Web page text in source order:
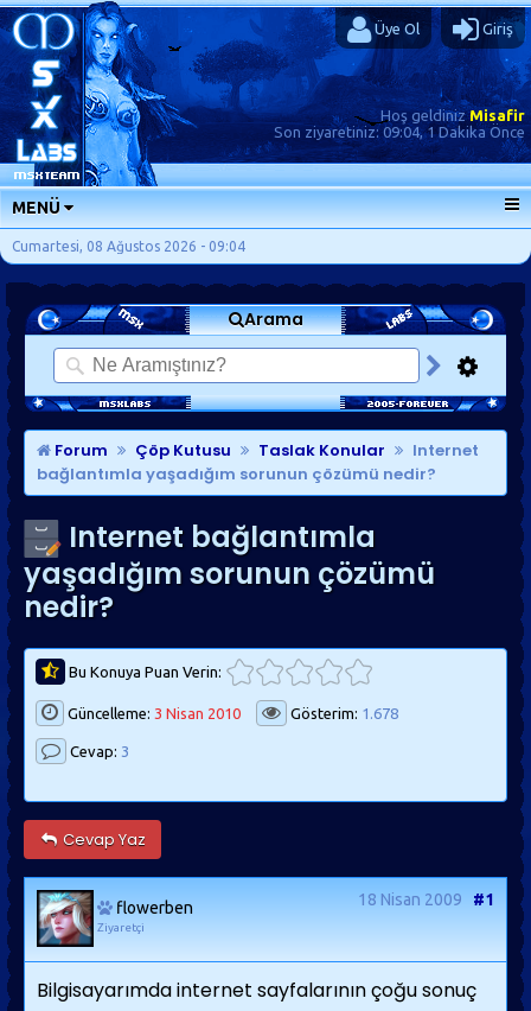
Üye Ol Giriş
Hoş geldinizMisafir
Son ziyaretiniz: 09:04, 1 Dakika Önce
MENÜ
ANA SAYFA
FORUMLAR
SORU-CEVAP
GÜNLÜKLER
SON MESAJLAR
KISAYOLLAR
Cumartesi, 08 Ağustos 2026 - 09:04
Arama
Forum Çöp Kutusu Taslak Konular
Internet
bağlantımla yaşadığım sorunun çözümü nedir?
Internet bağlantımla
yaşadığım sorunun çözümü
nedir?
Bu Konuya Puan Verin:
Güncelleme: 3 Nisan 2010 Gösterim: 1.678
Cevap: 3
Cevap Yaz
flowerben
Ziyaretçi
18 Nisan 2009 #1
Bilgisayarımda internet sayfalarının çoğu sonuç